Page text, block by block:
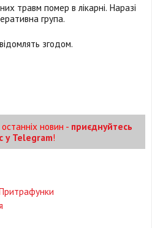
травм помер в лікарні. Наразі
група.
згодом.
новин - приєднуйтесь
у Telegram!